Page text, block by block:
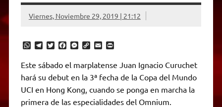
Viernes, Noviembre 29, 2019 | 21:12
W
t
s
A
p
p
T
l
e
g
a
m
T
t
t
r
F
e
b
o
o
k
M
s
e
g
e
C
p
y
L
n
k
E
i
l
P
n
t
r
i
Este sábado el marplatense Juan Ignacio Curuchet
hará su debut en la 3ª fecha de la Copa del Mundo
UCI en Hong Kong, cuando se ponga en marcha la
primera de las especialidades del Omnium.